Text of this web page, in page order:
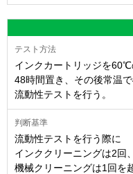
インクカートリッジを60℃
48時間置き、その後常温で
流動性テストを行う。
流動性テストを行う際に
インククリーニングは2回、
機械クリーニングは1回を